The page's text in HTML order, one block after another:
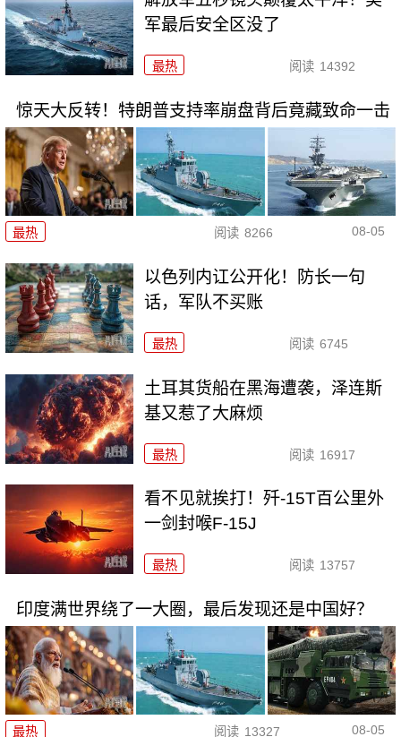
军最后安全区没了
最热 阅读 14392
惊天大反转！特朗普支持率崩盘背后竟藏致命一击
最热 阅读 8266 08-05
以色列内讧公开化！防长一句
话，军队不买账
最热 阅读 6745
土耳其货船在黑海遭袭，泽连斯
基又惹了大麻烦
最热 阅读 16917
看不见就挨打！歼-15T百公里外
一剑封喉F-15J
最热 阅读 13757
印度满世界绕了一大圈，最后发现还是中国好？
最热 阅读 13327 08-05